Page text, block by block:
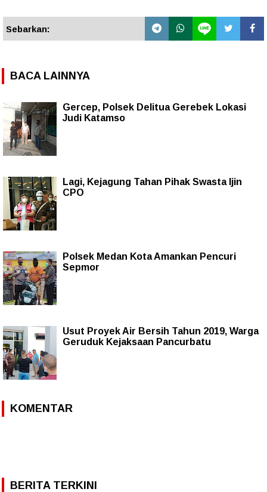
Sebarkan:
BACA LAINNYA
Gercep, Polsek Delitua Gerebek Lokasi
Judi Katamso
Lagi, Kejagung Tahan Pihak Swasta Ijin
CPO
Polsek Medan Kota Amankan Pencuri
Sepmor
Usut Proyek Air Bersih Tahun 2019, Warga
Geruduk Kejaksaan Pancurbatu
KOMENTAR
BERITA TERKINI